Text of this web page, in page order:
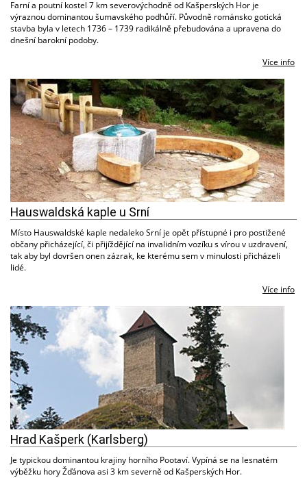
Farní a poutní kostel 7 km severovýchodně od Kašperských Hor je
výraznou dominantou šumavského podhůří. Původně románsko gotická
stavba byla v letech 1736 – 1739 radikálně přebudována a upravena do
dnešní barokní podoby.
Více info
Hauswaldská kaple u Srní
Místo Hauswaldské kaple nedaleko Srní je opět přístupné i pro postižené
občany přicházející, či přijíždějící na invalidním vozíku s vírou v uzdravení,
tak aby byl dovršen onen zázrak, ke kterému sem v minulosti přicházeli
lidé.
Více info
Hrad Kašperk (Karlsberg)
Je typickou dominantou krajiny horního Pootaví. Vypíná se na lesnatém
výběžku hory Žďánova asi 3 km severně od Kašperských Hor.